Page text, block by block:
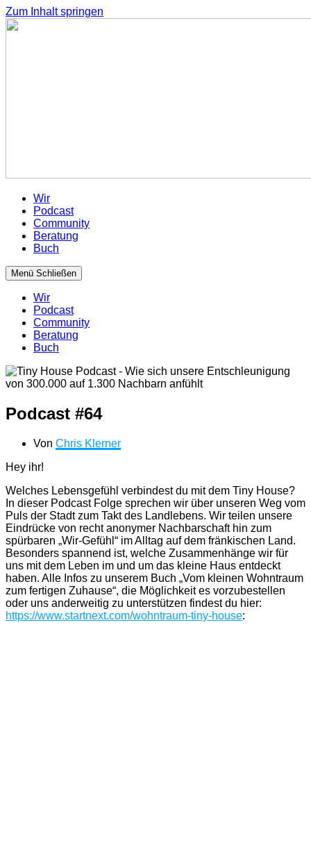
Zum Inhalt springen
Wir
Podcast
Community
Beratung
Buch
Menü Schließen
Wir
Podcast
Community
Beratung
Buch
Podcast #64
Von Chris Klerner
Hey ihr!
Welches Lebensgefühl verbindest du mit dem Tiny House?
In dieser Podcast Folge sprechen wir über unseren Weg vom
Puls der Stadt zum Takt des Landlebens. Wir teilen unsere
Eindrücke von recht anonymer Nachbarschaft hin zum
spürbaren „Wir-Gefühl“ im Alltag auf dem fränkischen Land.
Besonders spannend ist, welche Zusammenhänge wir für
uns mit dem Leben im und um das kleine Haus entdeckt
haben. Alle Infos zu unserem Buch „Vom kleinen Wohntraum
zum fertigen Zuhause“, die Möglichkeit es vorzubestellen
oder uns anderweitig zu unterstützen findest du hier:
https://www.startnext.com/wohntraum-tiny-house: